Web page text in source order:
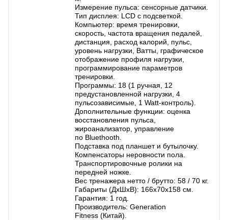
Измерение пульса: сенсорные датчики.
Тип дисплея: LCD с подсветкой.
Компьютер: время тренировки,
скорость, частота вращения педалей,
дистанция, расход калорий, пульс,
уровень нагрузки, Ватты, графическое
отображение профиля нагрузки,
программирование параметров
тренировки.
Программы: 18 (1 ручная, 12
предустановленной нагрузки, 4
пульсозависимые, 1 Watt-контроль).
Дополнительные функции: оценка
восстановления пульса,
жироанализатор, управление
по Bluethooth.
Подставка под планшет и бутылочку.
Компенсаторы неровности пола.
Транспортировочные ролики на
передней ножке.
Вес тренажера нетто / брутто: 58 / 70 кг.
Габариты (ДхШхВ): 166х70х158 см.
Гарантия: 1 год.
Производитель: Generation
Fitness (Китай).